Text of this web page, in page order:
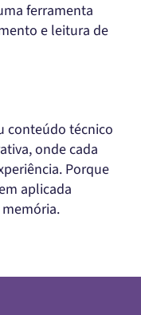
ferramenta
e leitura de
conteúdo técnico
onde cada
Porque
aplicada